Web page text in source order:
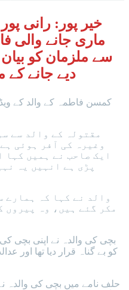
خیر پور: رانی
ماری جانے والی
سے ملزمان کو
کمسن فاطمہ کے والد کے
وغیرہ کی آفر ہوئی
ایک صاحب نے ہمیں کہا
پڑی ہے انہیں یہ
والد نے کہا کہ ہمارے
مکر گئے ہیں، وہ پیروں
بچی کی والدہ نے اپنی بچی
کو بے گناہ قرار دیا تھا اور
حلف نامے میں بچی کی والدہ